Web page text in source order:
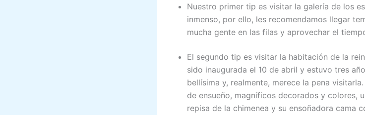
Nuestro primer tip es visitar la galería de los
inmenso, por ello, les recomendamos llegar
mucha gente en las filas y aprovechar el
El segundo tip es visitar la habitación de la
sido inaugurada el 10 de abril y estuvo tres
bellísima y, realmente, merece la pena
de ensueño, magníficos decorados y colores,
repisa de la chimenea y su ensoñadora cama